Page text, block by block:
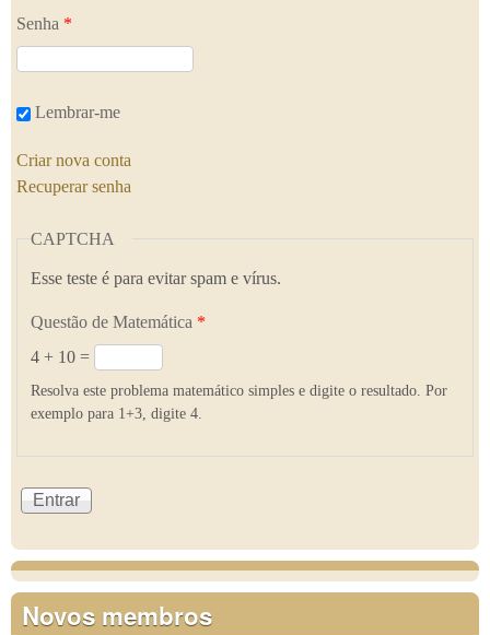
Senha *
Lembrar-me
Criar nova conta
Recuperar senha
CAPTCHA
Esse teste é para evitar spam e vírus.
Questão de Matemática *
4 + 10 =
Resolva este problema matemático simples e digite o resultado. Por
exemplo para 1+3, digite 4.
Novos membros